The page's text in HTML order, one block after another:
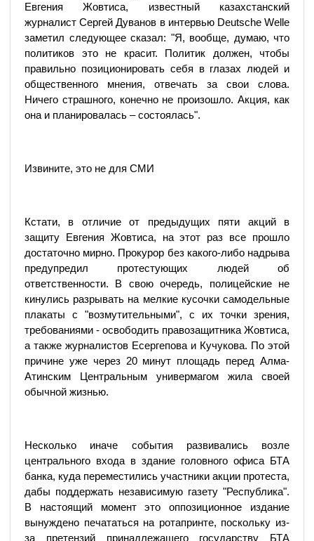
Евгения Жовтиса, известный казахстанский
журналист Сергей Дуванов в интервью Deutsche Welle
заметил следующее сказал: "Я, вообще, думаю, что
политиков это не красит. Политик должен, чтобы
правильно позиционировать себя в глазах людей и
общественного мнения, отвечать за свои слова.
Ничего страшного, конечно не произошло. Акция, как
она и планировалась – состоялась".
Извините, это не для СМИ
Кстати, в отличие от предыдущих пяти акций в
защиту Евгения Жовтиса, на этот раз все прошло
достаточно мирно. Прокурор без какого-либо надрыва
предупредил протестующих людей об
ответственности. В свою очередь, полицейские не
кинулись разрывать на мелкие кусочки самодельные
плакаты с "возмутительными", с их точки зрения,
требованиями - освободить правозащитника Жовтиса,
а также журналистов Есергепова и Кучукова. По этой
причине уже через 20 минут площадь перед Алма-
Атинским Центральным универмагом жила своей
обычной жизнью.
Несколько иначе события развивались возле
центрального входа в здание головного офиса БТА
банка, куда переместились участники акции протеста,
дабы поддержать независимую газету "Республика".
В настоящий момент это оппозиционное издание
вынуждено печататься на ротапринте, поскольку из-
за претензий принадлежащего государству БТА